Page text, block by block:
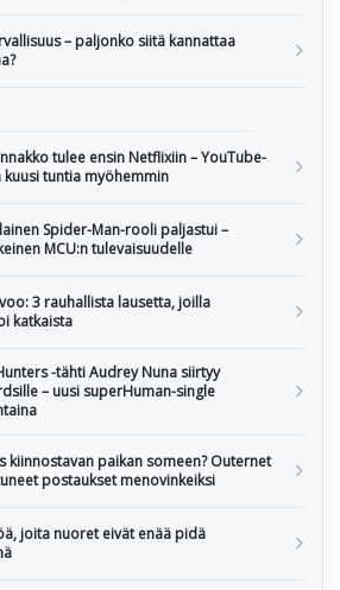
– paljonko siitä kannattaa
tulee ensin Netflixiin – YouTube-
kuusi tuntia myöhemmin
Spider-Man-rooli paljastui –
MCU:n tulevaisuudelle
3 rauhallista lausetta, joilla
katkaista
-tähti Audrey Nuna siirtyy
– uusi superHuman-single
kiinnostavan paikan someen? Outernet
postaukset menovinkeiksi
joita nuoret eivät enää pidä